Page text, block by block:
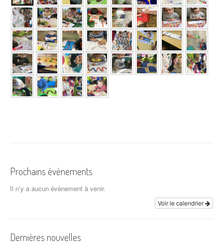
Prochains événements
Il n’y a aucun évènement à venir.
Voir le calendrier
Dernières nouvelles